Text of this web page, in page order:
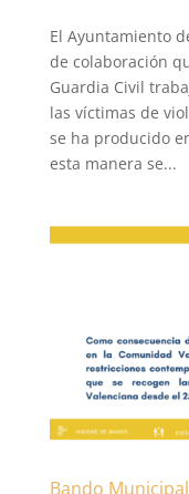
El Ayuntamiento
de colaboración
Guardia Civil
las víctimas de
se ha producido
esta manera se...
Bando